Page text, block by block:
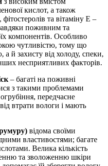
кислот, а також
та вітаміну Е –
завдяки поживним та
компонентів. Особливо
чутливістю, тому що
й захисту від холоду, спеки,
несприятливих факторів.
– багаті на поживні
з такими проблемами
передчасне
втрати вологи і мають
відома своїми
властивостями; багате
Велика кількість
та зволоженню шкіри